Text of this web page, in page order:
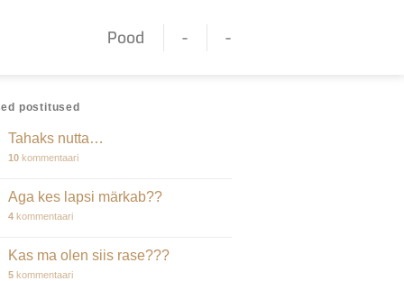
Pood - -
postitused
Tahaks nutta…
10kommentaari
Aga kes lapsi märkab??
4kommentaari
Kas ma olen siis rase???
5kommentaari